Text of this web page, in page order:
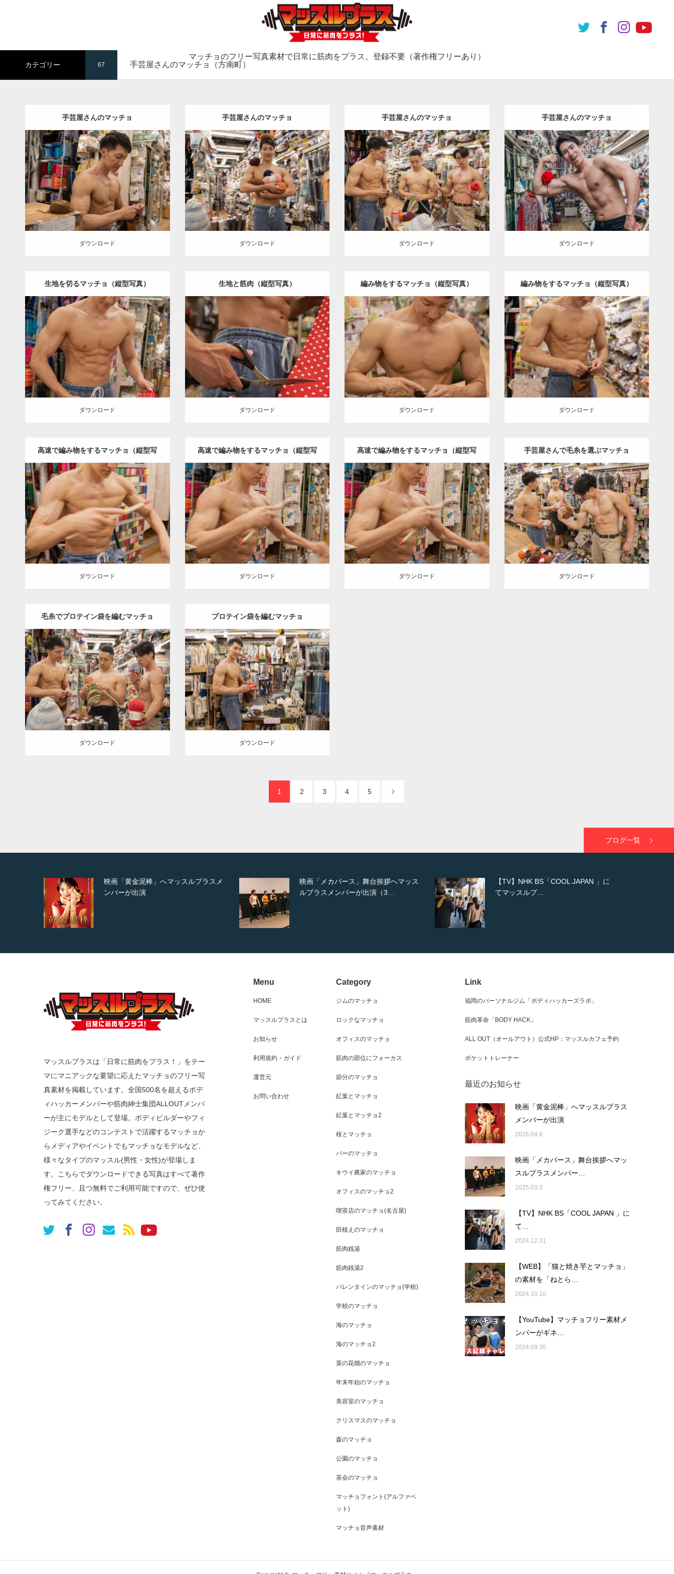
マッチョのフリー写真素材で日常に筋肉をプラス。登録不要（著作権フリーあり）
カテゴリー 67 手芸屋さんのマッチョ（方南町）
手芸屋さんのマッチョ
Update:2024.06.20
Category:手芸屋さんのマッチョ（方南
町） kaichanAKIHITO(細マッチョ) 大
胸筋
方南町（東京）
ダウンロード
ダウンロード
手芸屋さんのマッチョ
Update:2024.06.20
Category:手芸屋さんのマッチョ（方南
町） kaichanAKIHITO(細マッチョ) 方
南町（東京）
ダウンロード
ダウンロード
手芸屋さんのマッチョ
Update:2024.06.23
Category:手芸屋さんのマッチョ（方南
町） kaichanAKIHITO(細マッチョ)
SOSUKE 外資系筋肉 肩 方南町（東
京）
ダウンロード
ダウンロード
手芸屋さんのマッチョ
Update:2024.06.20
Category:手芸屋さんのマッチョ（方南
町） オレンジの人 SOSUKE 上腕二頭
筋 方南町（東京）
ダウンロード
ダウンロード
生地を切るマッチョ（縦型写真）
Update:
2024.06.23
Category:手芸屋さんのマッチョ（方南
町）
kaichan AKIHITO(細マッチョ) 肩
腹筋 方南町（東京）
ダウンロード
ダウンロード
生地と筋肉（縦型写真）
2024.06.23
Category:手芸屋さんのマッチョ（方南
町）
kaichanAKIHITO(細マッチョ) 腹
筋 方南町（東京）
ダウンロード
ダウンロード
編み物をするマッチョ（縦型写真）
Update:
2024.06.23
Category:
手芸屋さんのマッチョ（方南
町）
kaichan
胸筋 上腕二頭筋 方南町（東京）
ダウンロード
ダウンロード
編み物をするマッチョ（縦型写真）
Update:
2024.06.23
Category: 手芸屋さんのマッチョ（方南
町）
kaichanAKIHITO(細マッチョ) 大
胸筋 肩 腹筋 方南町（東京）
ダウンロード
ダウンロード
高速で編み物をするマッチョ（縦型写
真）
Update:
2024.06.23
Category: 手芸屋さんのマッチョ（方南
町） kaichanAKIHITO(細マッチョ) 大
胸筋 肩 方南町（東京）
ダウンロード
ダウンロード
高速で編み物をするマッチョ（縦型写
真）
Update:2024.06.23
Category:
手芸屋さんのマッチョ（方南
kaichan AKIHITO(細マッチョ) 肩
方南町（東京）
ダウンロード
ダウンロード
高速で編み物をするマッチョ（縦型写
真）
Update:2024.06.20
Category:
手芸屋さんのマッチョ（方南
kaichan AKIHITO(細マッチョ) 肩
方南町（東京）
ダウンロード
ダウンロード
手芸屋さんで毛糸を選ぶマッチョ
Update:2024.06.21
Category:手芸屋さんのマッチョ（方南
町） kaichanAKIHITO(細マッチョ)
SOSUKE 外資系筋肉 方南町（東京）
ダウンロード
ダウンロード
毛糸でプロテイン袋を編むマッチョ
Update:2024.06.21
Category:手芸屋さんのマッチョ（方南
町） kaichanAKIHITO(細マッチョ)
SOSUKE 外資系筋肉 肩 方南町（東
京）
ダウンロード
ダウンロード
プロテイン袋を編むマッチョ
Update:2024.06.25
Category:手芸屋さんのマッチョ（方南
町） kaichan AKIHITO(細マッチョ) 肩
上腕三頭筋 方南町（東京）
ダウンロード
ダウンロード
1 2 3 4 5
ブログ一覧
映画「メカバース」舞台挨拶へマッス
ルプラスメンバーが出演（3…
【TV】NHK BS「COOL JAPAN 」に
てマッスルプ…
【WEB】「猫と焼き芋とマッチョ」
の素材を「ねとらぼ」さんに…
マッスルプラスは「日常に筋肉をプラス！」をテー
マにマニアックな要望に応えたマッチョのフリー写
真素材を掲載しています。全国500名を超えるボデ
ィハッカーメンバーや筋肉紳士集団ALLOUTメンバ
ーが主にモデルとして登場。ボディビルダーやフィ
ジーク選手などのコンテストで活躍するマッチョか
らメディアやイベントでもマッチョなモデルなど、
様々なタイプのマッスル(男性・女性)が登場しま
す。こちらでダウンロードできる写真はすべて著作
権フリー、且つ無料でご利用可能ですので、ぜひ使
ってみてください。
Menu
HOME
マッスルプラスとは
お知らせ
利用規約・ガイド
運営元
お問い合わせ
Category
ジムのマッチョ
ロックなマッチョ
オフィスのマッチョ
筋肉の部位にフォーカス
節分のマッチョ
紅葉とマッチョ
紅葉とマッチョ2
桜とマッチョ
バーのマッチョ
キウイ農家のマッチョ
オフィスのマッチョ2
喫茶店のマッチョ(名古屋)
田植えのマッチョ
筋肉銭湯
筋肉銭湯2
バレンタインのマッチョ(学校)
学校のマッチョ
海のマッチョ
海のマッチョ2
菜の花畑のマッチョ
年末年始のマッチョ
美容室のマッチョ
クリスマスのマッチョ
森のマッチョ
公園のマッチョ
茶会のマッチョ
マッチョフォント(アルファベ
ット)
マッチョ音声素材
Link
福岡のパーソナルジム「ボディハッカーズラボ」
筋肉革命「BODY HACK」
ALL OUT（オールアウト）公式HP：マッスルカフェ予約
ポケットトレーナー
最近のお知らせ
映画「黄金泥棒」へマッスルプラス
メンバーが出演
2026.04.8
映画「メカバース」舞台挨拶へマッ
スルプラスメンバー…
2025.03.3
【TV】NHK BS「COOL JAPAN 」に
て…
2024.12.31
【WEB】「猫と焼き芋とマッチョ」
の素材を「ねとら…
2024.10.10
【YouTube】マッチョフリー素材メ
ンバーがギネ…
2024.09.30